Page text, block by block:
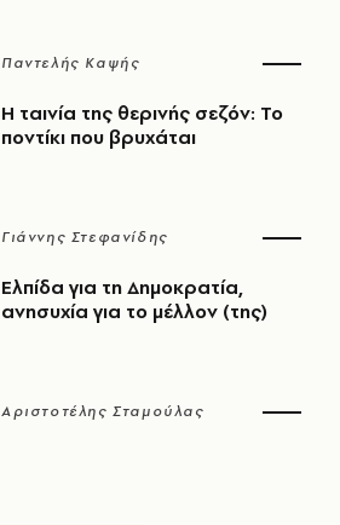
Παντελής Καψής
Η ταινία της θερινής σεζόν: Το
ποντίκι που βρυχάται
Γιάννης Στεφανίδης
Ελπίδα για τη Δημοκρατία,
ανησυχία για το μέλλον (της)
Αριστοτέλης Σταμούλας